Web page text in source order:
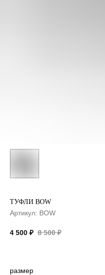
ТУФЛИ BOW
Артикул: BOW
4 500 ₽ 8 500 ₽
размер